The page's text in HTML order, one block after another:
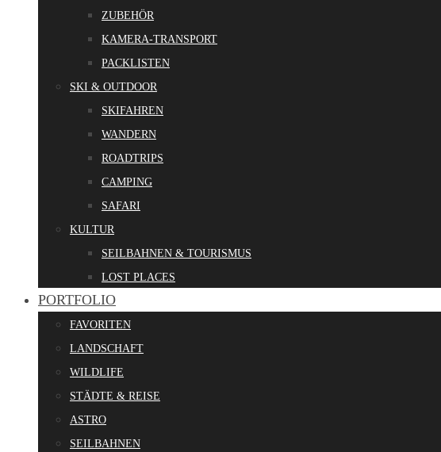
ZUBEHÖR
KAMERA-TRANSPORT
PACKLISTEN
SKI & OUTDOOR
SKIFAHREN
WANDERN
ROADTRIPS
CAMPING
SAFARI
KULTUR
SEILBAHNEN & TOURISMUS
LOST PLACES
PORTFOLIO
FAVORITEN
LANDSCHAFT
WILDLIFE
STÄDTE & REISE
ASTRO
SEILBAHNEN